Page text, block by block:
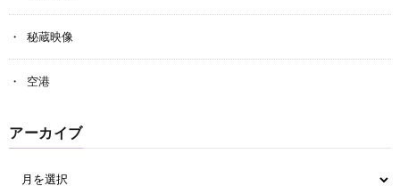
秘蔵映像
空港
アーカイブ